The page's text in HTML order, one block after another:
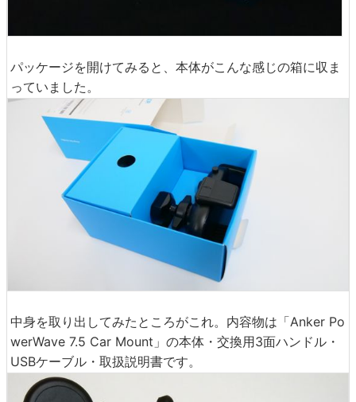
パッケージを開けてみると、本体がこんな感じの箱に収ま
っていました。
中身を取り出してみたところがこれ。内容物は「Anker Po
werWave 7.5 Car Mount」の本体・交換用3面ハンドル・
USBケーブル・取扱説明書です。